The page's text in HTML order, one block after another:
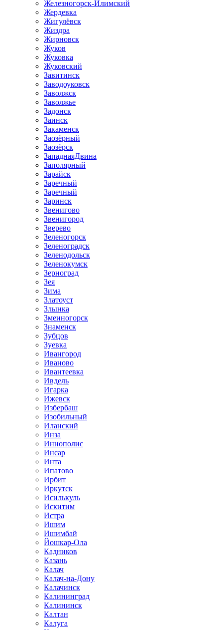
Железногорск-Илимский
Жердевка
Жигулёвск
Жиздра
Жирновск
Жуков
Жуковка
Жуковский
Завитинск
Заводоуковск
Заволжск
Заволжье
Задонск
Заинск
Закаменск
Заозёрный
Заозёрск
ЗападнаяДвина
Заполярный
Зарайск
Заречный
Заречный
Заринск
Звенигово
Звенигород
Зверево
Зеленогорск
Зеленоградск
Зеленодольск
Зеленокумск
Зерноград
Зея
Зима
Златоуст
Злынка
Змеиногорск
Знаменск
Зубцов
Зуевка
Ивангород
Иваново
Ивантеевка
Ивдель
Игарка
Ижевск
Избербаш
Изобильный
Иланский
Инза
Иннополис
Инсар
Инта
Ипатово
Ирбит
Иркутск
Исилькуль
Искитим
Истра
Ишим
Ишимбай
Йошкар-Ола
Кадников
Казань
Калач
Калач-на-Дону
Калачинск
Калининград
Калининск
Калтан
Калуга